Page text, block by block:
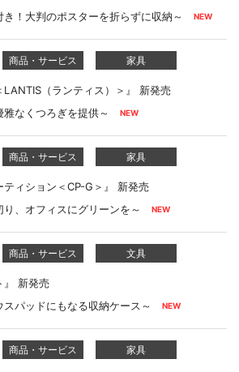
！大判のポスターを折らずに収納～
商品・サービス 家具
LANTIS（ランティス）＞』 新発売
なくつろぎを提供～
商品・サービス 家具
ティション＜CP-G＞』 新発売
、オフィスにグリーンを～
商品・サービス 文具
』 新発売
パッドにもなる収納ケース～
商品・サービス 家具